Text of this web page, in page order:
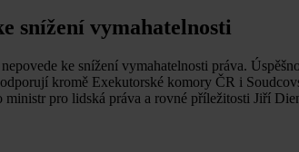
snížení vymahatelnosti
ke snížení vymahatelnosti práva.
kromě Exekutorské komory ČR i
pro lidská práva a rovné příležitosti Jiří